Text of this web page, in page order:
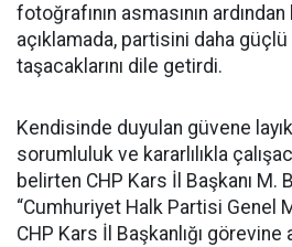
fotoğrafının asmasının ardından
açıklamada, partisini daha
taşacaklarını dile getirdi.
Kendisinde duyulan güvene
sorumluluk ve kararlılıkla
belirten CHP Kars İl Başkanı M.
“Cumhuriyet Halk Partisi Genel
CHP Kars İl Başkanlığı